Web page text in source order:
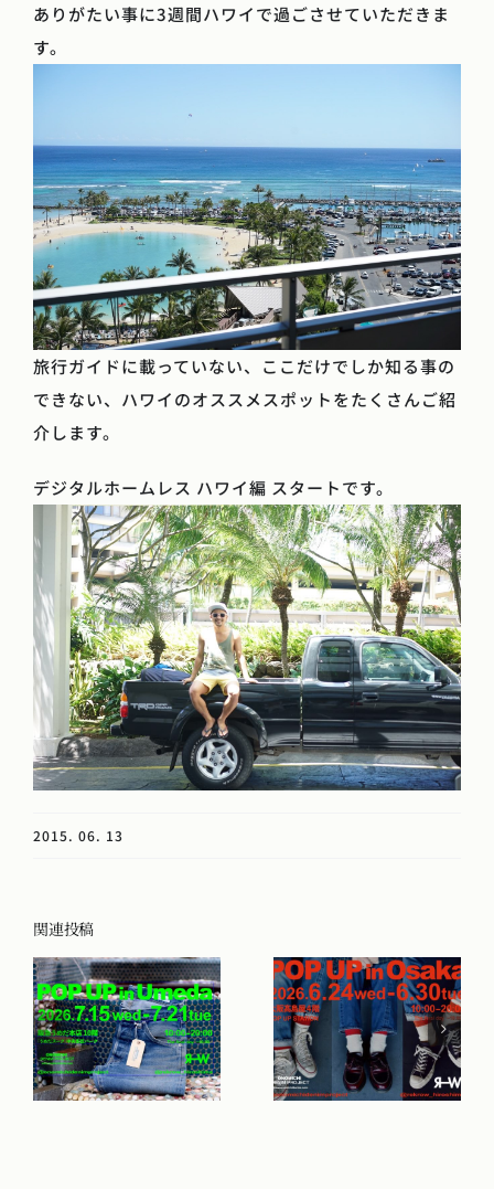
ありがたい事に3週間ハワイで過ごさせていただきま
す。
旅行ガイドに載っていない、ここだけでしか知る事の
できない、ハワイのオススメスポットをたくさんご紹
介します。
デジタルホームレス ハワイ編 スタートです。
2015. 06. 13
関連投稿